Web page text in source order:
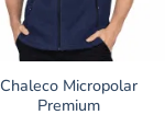
Chaleco Micropolar
Premium